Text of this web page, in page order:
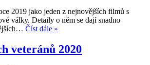
nad
obcí
2019 jako jeden z nejnovějších filmů s
války. Detaily o něm se dají snadno
Číst dále »
veteránů 2020